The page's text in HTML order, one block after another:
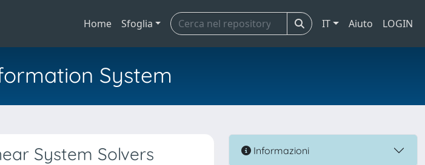
Home Sfoglia IT Aiuto LOGIN
System
System Solvers Informazioni